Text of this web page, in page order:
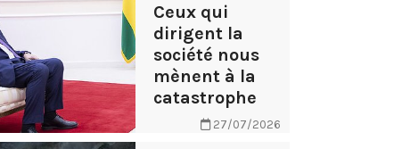
Ceux qui
dirigent la
société nous
mènent à la
catastrophe
27/07/2026